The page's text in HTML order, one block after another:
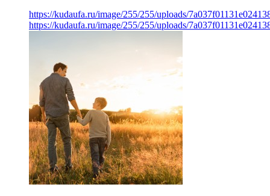
https://kudaufa.ru/image/255/255/uploads/
https://kudaufa.ru/image/255/255/uploads/